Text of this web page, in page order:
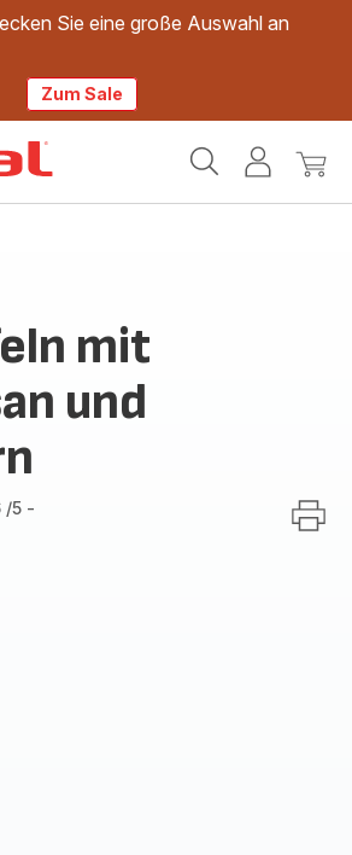
Sie eine große Auswahl an
Zum Sale
Mein
Mein
mit
und
/5 -